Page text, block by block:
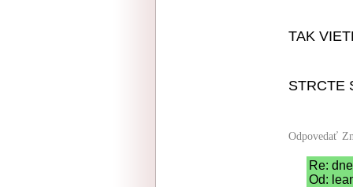
TAK
STRCTE
Odpovedať
Re:
Od: